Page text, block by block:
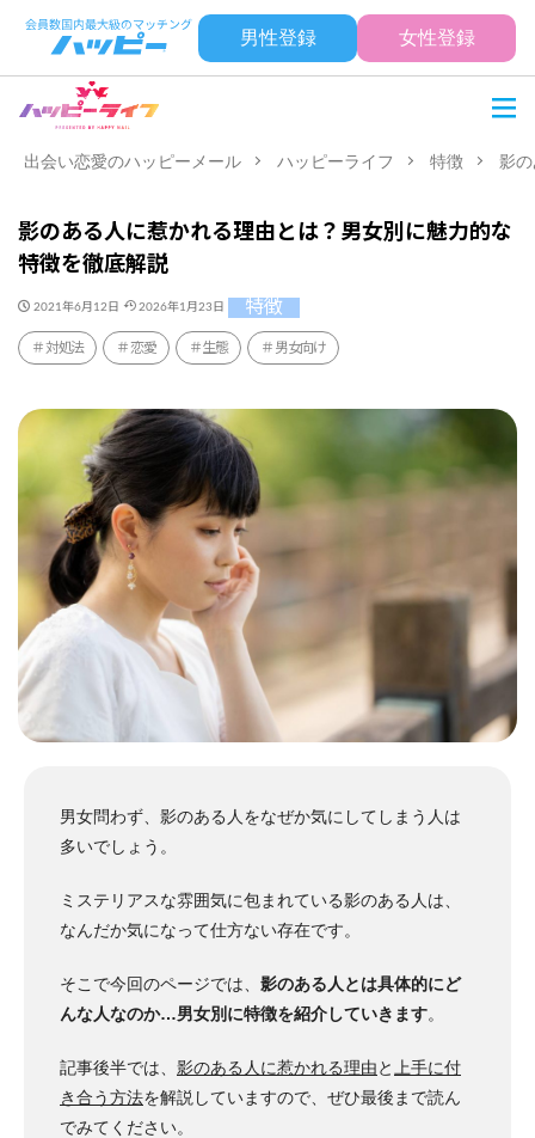
男性登録 女性登録
出会い恋愛のハッピーメール ハッピーライフ 特徴 影
影のある人に惹かれる理由とは？男女別に魅力的な
特徴を徹底解説
2021年6月12日 2026年1月23日 特徴
対処法 恋愛 生態 男女向け
男女問わず、影のある人をなぜか気にしてしまう人は
多いでしょう。
ミステリアスな雰囲気に包まれている影のある人は、
なんだか気になって仕方ない存在です。
そこで今回のページでは、 影のある人とは具体的にど
んな人なのか…男女別に特徴を紹介していきます。
記事後半では、 影のある人に惹かれる理由と
上手に付
き合う方法を解説していますので、ぜひ最後まで読ん
でみてください。